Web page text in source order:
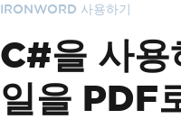
IRONWORD 사용하기
C#을 사
일을 PDF